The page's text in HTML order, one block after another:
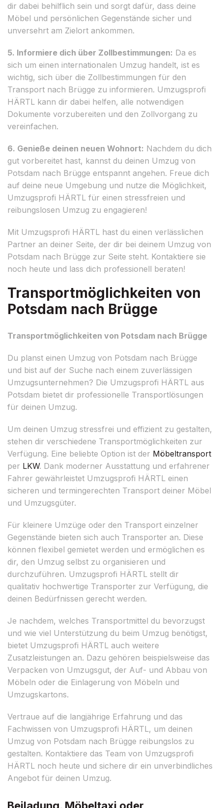
dir dabei behilflich sein und sorgt dafür, dass deine
Möbel und persönlichen Gegenstände sicher und
unversehrt am Zielort ankommen.
5. Informiere dich über Zollbestimmungen: Da es
sich um einen internationalen Umzug handelt, ist es
wichtig, sich über die Zollbestimmungen für den
Transport nach Brügge zu informieren. Umzugsprofi
HÄRTL kann dir dabei helfen, alle notwendigen
Dokumente vorzubereiten und den Zollvorgang zu
vereinfachen.
6. Genieße deinen neuen Wohnort: Nachdem du dich
gut vorbereitet hast, kannst du deinen Umzug von
Potsdam nach Brügge entspannt angehen. Freue dich
auf deine neue Umgebung und nutze die Möglichkeit,
Umzugsprofi HÄRTL für einen stressfreien und
reibungslosen Umzug zu engagieren!
Mit Umzugsprofi HÄRTL hast du einen verlässlichen
Partner an deiner Seite, der dir bei deinem Umzug von
Potsdam nach Brügge zur Seite steht. Kontaktiere sie
noch heute und lass dich professionell beraten!
Transportmöglichkeiten von
Potsdam nach Brügge
Transportmöglichkeiten von Potsdam nach Brügge
Du planst einen Umzug von Potsdam nach Brügge
und bist auf der Suche nach einem zuverlässigen
Umzugsunternehmen? Die Umzugsprofi HÄRTL aus
Potsdam bietet dir professionelle Transportlösungen
für deinen Umzug.
Um deinen Umzug stressfrei und effizient zu gestalten,
stehen dir verschiedene Transportmöglichkeiten zur
Verfügung. Eine beliebte Option ist der Möbeltransport
per LKW. Dank moderner Ausstattung und erfahrener
Fahrer gewährleistet Umzugsprofi HÄRTL einen
sicheren und termingerechten Transport deiner Möbel
und Umzugsgüter.
Für kleinere Umzüge oder den Transport einzelner
Gegenstände bieten sich auch Transporter an. Diese
können flexibel gemietet werden und ermöglichen es
dir, den Umzug selbst zu organisieren und
durchzuführen. Umzugsprofi HÄRTL stellt dir
qualitativ hochwertige Transporter zur Verfügung, die
deinen Bedürfnissen gerecht werden.
Je nachdem, welches Transportmittel du bevorzugst
und wie viel Unterstützung du beim Umzug benötigst,
bietet Umzugsprofi HÄRTL auch weitere
Zusatzleistungen an. Dazu gehören beispielsweise das
Verpacken von Umzugsgut, der Auf- und Abbau von
Möbeln oder die Einlagerung von Möbeln und
Umzugskartons.
Vertraue auf die langjährige Erfahrung und das
Fachwissen von Umzugsprofi HÄRTL, um deinen
Umzug von Potsdam nach Brügge reibungslos zu
gestalten. Kontaktiere das Team von Umzugsprofi
HÄRTL noch heute und sichere dir ein unverbindliches
Angebot für deinen Umzug.